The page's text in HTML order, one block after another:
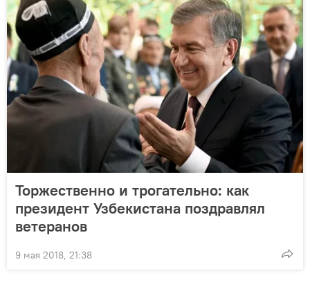
Торжественно и трогательно: как
президент Узбекистана поздравлял
ветеранов
9 мая 2018, 21:38